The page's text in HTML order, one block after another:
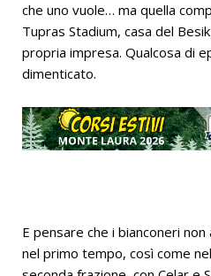
che uno vuole… ma quella
Tupras Stadium, casa del
propria impresa. Qualcosa di
dimenticato.
E pensare che i bianconeri
nel primo tempo, così come